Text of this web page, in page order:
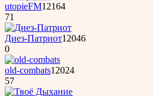
utopieFM12164
71
Диез-Патриот12046
0
old-combats12024
57